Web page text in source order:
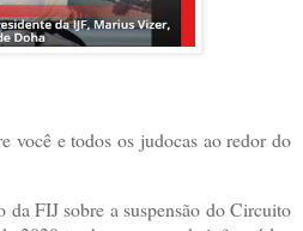
você e todos os judocas ao redor do
da FIJ sobre a suspensão do Circuito